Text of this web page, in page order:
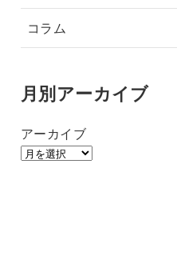
コラム
月別アーカイブ
アーカイブ